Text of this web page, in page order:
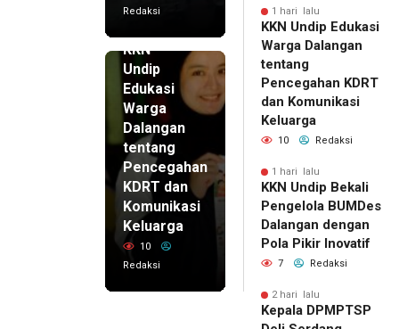
Redaksi
KKN
Undip
Edukasi
Warga
Dalangan
tentang
Pencegahan
KDRT dan
Komunikasi
Keluarga
10
Redaksi
1 hari lalu
KKN Undip Edukasi
Warga Dalangan
tentang
Pencegahan KDRT
dan Komunikasi
Keluarga
10 Redaksi
1 hari lalu
KKN Undip Bekali
Pengelola BUMDes
Dalangan dengan
Pola Pikir Inovatif
7 Redaksi
2 hari lalu
Kepala DPMPTSP